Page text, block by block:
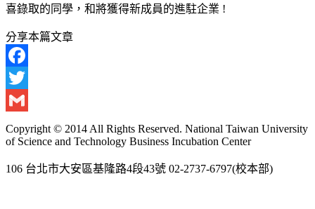
喜錄取的同學，和將獲得新成員的進駐企業 !
分享本篇文章
Facebook
Twitter
Gmail
Copyright © 2014 All Rights Reserved. National Taiwan University
of Science and Technology Business Incubation Center
106 台北市大安區基隆路4段43號 02-2737-6797(校本部)